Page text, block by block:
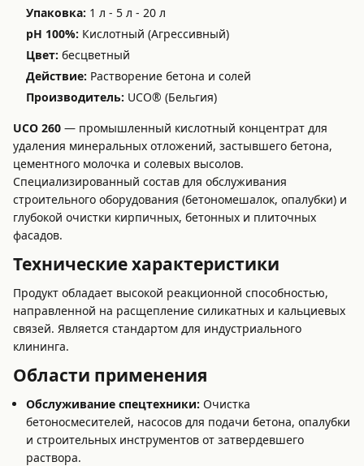
Упаковка: 1 л - 5 л - 20 л
pH 100%: Кислотный (Агрессивный)
Цвет: бесцветный
Действие: Растворение бетона и солей
Производитель: UCO® (Бельгия)
UCO 260 — промышленный кислотный концентрат для
удаления минеральных отложений, застывшего бетона,
цементного молочка и солевых высолов.
Специализированный состав для обслуживания
строительного оборудования (бетономешалок, опалубки) и
глубокой очистки кирпичных, бетонных и плиточных
фасадов.
Технические характеристики
Продукт обладает высокой реакционной способностью,
направленной на расщепление силикатных и кальциевых
связей. Является стандартом для индустриального
клининга.
Области применения
Обслуживание спецтехники: Очистка
бетоносмесителей, насосов для подачи бетона, опалубки
и строительных инструментов от затвердевшего
раствора.